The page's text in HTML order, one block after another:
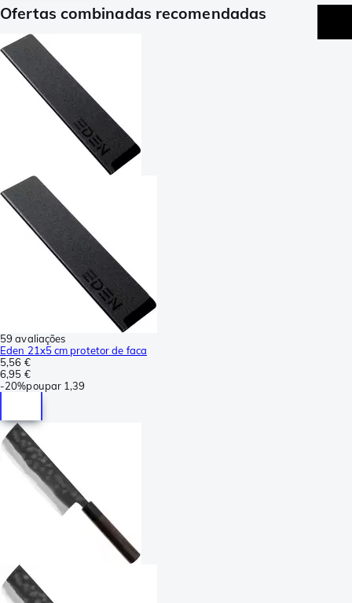
Ofertas combinadas recomendadas
59 avaliações
Eden 21x5 cm protetor de faca
5,56 €
6,95 €
-20%poupar 1,39